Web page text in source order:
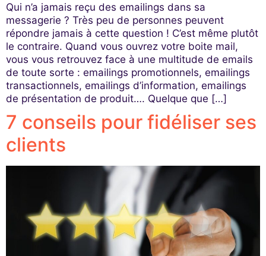
Qui n’a jamais reçu des emailings dans sa
messagerie ? Très peu de personnes peuvent
répondre jamais à cette question ! C’est même plutôt
le contraire. Quand vous ouvrez votre boite mail,
vous vous retrouvez face à une multitude de emails
de toute sorte : emailings promotionnels, emailings
transactionnels, emailings d’information, emailings
de présentation de produit…. Quelque que […]
7 conseils pour fidéliser ses
clients